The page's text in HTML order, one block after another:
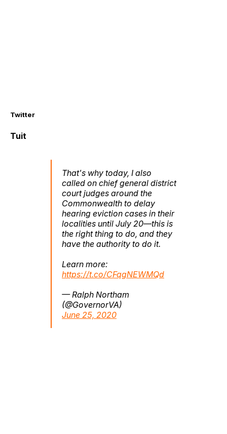
Twitter
Tuit
That's why today, I also
called on chief general district
court judges around the
Commonwealth to delay
hearing eviction cases in their
localities until July 20—this is
the right thing to do, and they
have the authority to do it.
Learn more:
https://t.co/CFqgNEWMQd
— Ralph Northam
(@GovernorVA)
June 25, 2020